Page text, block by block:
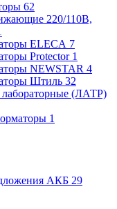
62
220/110В,
ELECA 7
Protector 1
NEWSTAR 4
Штиль 32
(ЛАТР)
1
АКБ 29